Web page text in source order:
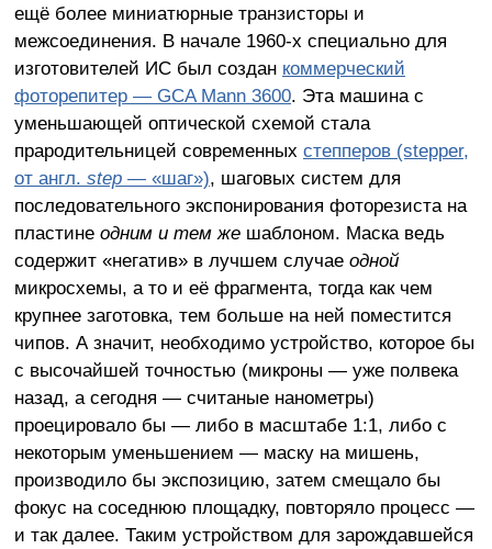
ещё более миниатюрные транзисторы и
межсоединения. В начале 1960-х специально для
изготовителей ИС был создан коммерческий
фоторепитер — GCA Mann 3600. Эта машина с
уменьшающей оптической схемой стала
прародительницей современных степперов (stepper,
от англ. step— «шаг»), шаговых систем для
последовательного экспонирования фоторезиста на
пластине одним и тем же шаблоном. Маска ведь
содержит «негатив» в лучшем случае одной
микросхемы, а то и её фрагмента, тогда как чем
крупнее заготовка, тем больше на ней поместится
чипов. А значит, необходимо устройство, которое бы
с высочайшей точностью (микроны — уже полвека
назад, а сегодня — считаные нанометры)
проецировало бы — либо в масштабе 1:1, либо с
некоторым уменьшением — маску на мишень,
производило бы экспозицию, затем смещало бы
фокус на соседнюю площадку, повторяло процесс —
и так далее. Таким устройством для зарождавшейся